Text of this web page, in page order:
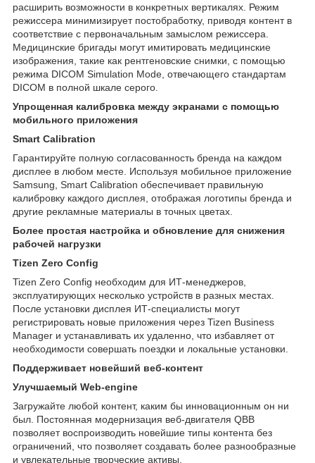
расширить возможности в конкретных вертикалях. Режим
режиссера минимизирует постобработку, приводя контент в
соответствие с первоначальным замыслом режиссера.
Медицинские бригады могут имитировать медицинские
изображения, такие как рентгеновские снимки, с помощью
режима DICOM Simulation Mode, отвечающего стандартам
DICOM в полной шкале серого.
Упрощенная калибровка между экранами с помощью
мобильного приложения
Smart Calibration
Гарантируйте полную согласованность бренда на каждом
дисплее в любом месте. Используя мобильное приложение
Samsung, Smart Calibration обеспечивает правильную
калибровку каждого дисплея, отображая логотипы бренда и
другие рекламные материалы в точных цветах.
Более простая настройка и обновление для снижения
рабочей нагрузки
Tizen Zero Config
Tizen Zero Config необходим для ИТ-менеджеров,
эксплуатирующих несколько устройств в разных местах.
После установки дисплея ИТ-специалисты могут
регистрировать новые приложения через Tizen Business
Manager и устанавливать их удаленно, что избавляет от
необходимости совершать поездки и локальные установки.
Поддерживает новейший веб-контент
Улучшаемый Web-engine
Загружайте любой контент, каким бы инновационным он ни
был. Постоянная модернизация веб-двигателя QBB
позволяет воспроизводить новейшие типы контента без
ограничений, что позволяет создавать более разнообразные
и увлекательные творческие активы.